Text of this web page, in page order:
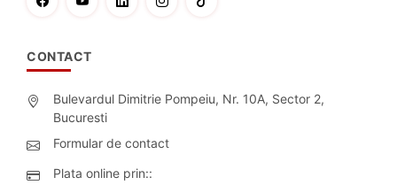
CONTACT
Bulevardul Dimitrie Pompeiu, Nr. 10A, Sector 2,
Bucuresti
Formular de contact
Plata online prin::